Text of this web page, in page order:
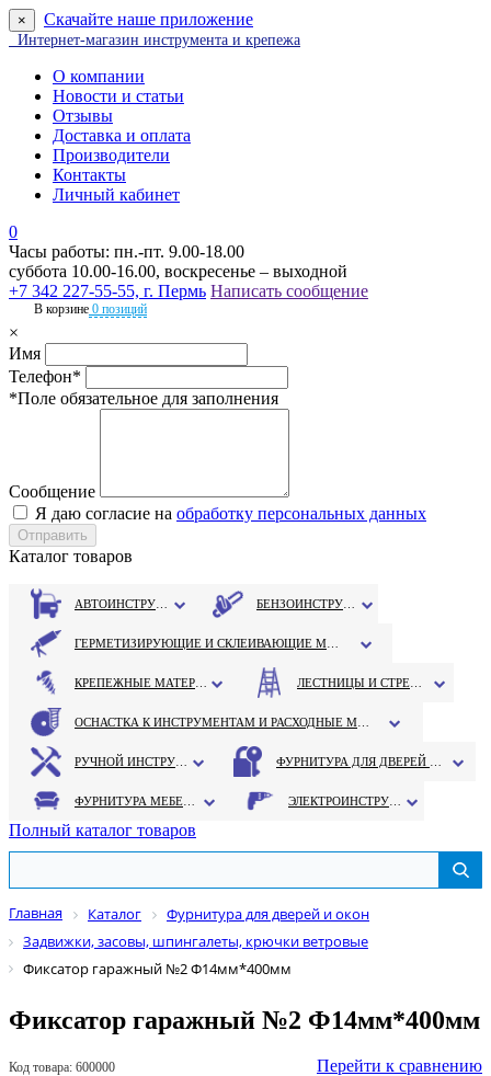
× Скачайте наше приложение
Интернет-магазин инструмента и крепежа
О компании
Новости и статьи
Отзывы
Доставка и оплата
Производители
Контакты
Личный кабинет
0
Часы работы: пн.-пт. 9.00-18.00
суббота 10.00-16.00, воскресенье – выходной
+7 342 227-55-55, г. Пермь Написать сообщение
В корзине 0 позиций
×
Имя
Телефон*
*Поле обязательное для заполнения
Сообщение
Я даю согласие на обработку персональных данных
Каталог товаров
Полный каталог товаров
Главная Каталог
Фурнитура для дверей и окон
Задвижки, засовы, шпингалеты, крючки ветровые
Фиксатор гаражный №2 Ф14мм*400мм
Фиксатор гаражный №2 Ф14мм*400мм
Код товара: 600000 Перейти к сравнению